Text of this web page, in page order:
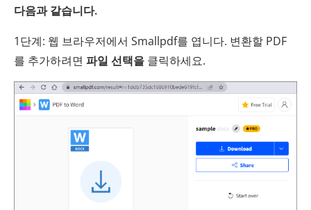
다음과 같습니다.
1단계: 웹 브라우저에서 Smallpdf를 엽니다. 변환할 PDF
를 추가하려면 파일 선택을 클릭하세요.